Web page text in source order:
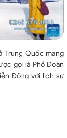
Trung Quốc mang
gọi là Phố Đoàn
Đông với lịch sử